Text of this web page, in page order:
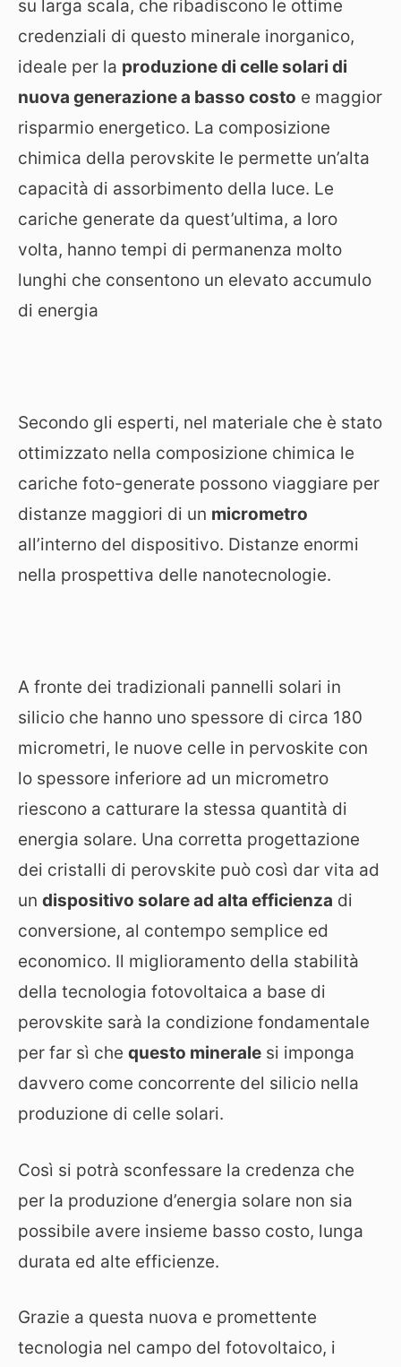
su larga scala, che ribadiscono le ottime
credenziali di questo minerale inorganico,
ideale per la produzione di celle solari di
nuova generazione a basso costo e maggior
risparmio energetico. La composizione
chimica della perovskite le permette un’alta
capacità di assorbimento della luce. Le
cariche generate da quest’ultima, a loro
volta, hanno tempi di permanenza molto
lunghi che consentono un elevato accumulo
di energia
Secondo gli esperti, nel materiale che è stato
ottimizzato nella composizione chimica le
cariche foto-generate possono viaggiare per
distanze maggiori di un micrometro
all’interno del dispositivo. Distanze enormi
nella prospettiva delle nanotecnologie.
A fronte dei tradizionali pannelli solari in
silicio che hanno uno spessore di circa 180
micrometri, le nuove celle in pervoskite con
lo spessore inferiore ad un micrometro
riescono a catturare la stessa quantità di
energia solare. Una corretta progettazione
dei cristalli di perovskite può così dar vita ad
un dispositivo solare ad alta efficienza di
conversione, al contempo semplice ed
economico. Il miglioramento della stabilità
della tecnologia fotovoltaica a base di
perovskite sarà la condizione fondamentale
per far sì che questo minerale si imponga
davvero come concorrente del silicio nella
produzione di celle solari.
Così si potrà sconfessare la credenza che
per la produzione d’energia solare non sia
possibile avere insieme basso costo, lunga
durata ed alte efficienze.
Grazie a questa nuova e promettente
tecnologia nel campo del fotovoltaico, i